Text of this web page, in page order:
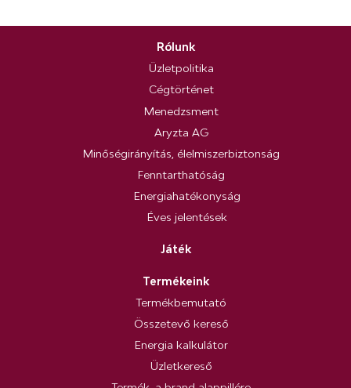
Rólunk
Üzletpolitika
Cégtörténet
Menedzsment
Aryzta AG
Minőségirányítás, élelmiszerbiztonság
Fenntarthatóság
Energiahatékonyság
Éves jelentések
Játék
Termékeink
Termékbemutató
Összetevő kereső
Energia kalkulátor
Üzletkereső